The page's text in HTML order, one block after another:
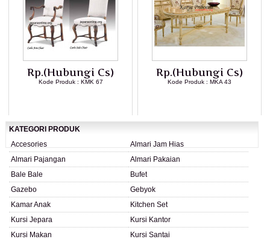
Rp.(Hubungi Cs)
Kode Produk : KMK 67
Rp.(Hubungi Cs)
Kode Produk : MKA 43
KATEGORI PRODUK
Accesories
Almari Jam Hias
Almari Pajangan
Almari Pakaian
Bale Bale
Bufet
Gazebo
Gebyok
Kamar Anak
Kitchen Set
Kursi Jepara
Kursi Kantor
Kursi Makan
Kursi Santai